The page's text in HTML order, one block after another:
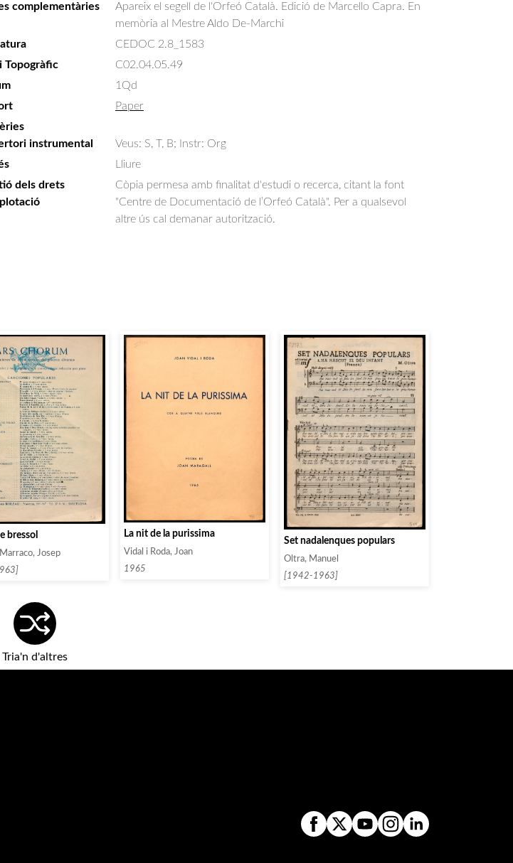
complementàries
Apareix el segell de l'Orfeó Català. Edició de Marcello Capra. En
memòria al Mestre Aldo De-Marchi
CEDOC 2.8_1583
Topogràfic
C02.04.05.49
1Qd
Paper
instrumental
Veus: S, T, B; Instr: Org
Lliure
dels drets
Còpia permesa amb finalitat d'estudi o recerca, citant la font
"Centre de Documentació de l’Orfeó Català". Per a qualsevol
altre ús cal demanar autorització.
bressol
Josep
La nit de la purissima
Vidal i Roda, Joan
1965
Set nadalenques populars
Oltra, Manuel
[1942-1963]
Tria'n d'altres